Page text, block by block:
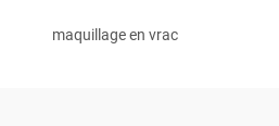
maquillage en vrac